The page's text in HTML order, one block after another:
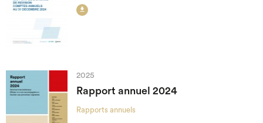

2025
Rapport annuel 2024
Rapports annuels